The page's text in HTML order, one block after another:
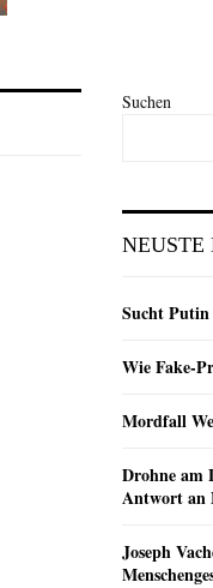
Suchen
NEUSTE
Sucht Putin
Wie Fake-
Mordfall
Drohne am
Antwort an
Joseph